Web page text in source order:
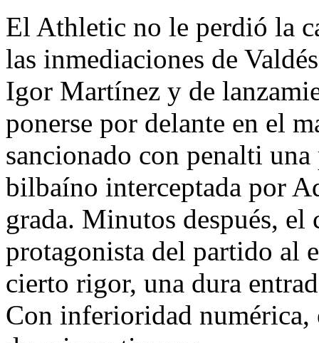
El Athletic no le perdió la
las inmediaciones de
Igor Martínez y de
ponerse por delante en el
sancionado con penalti
bilbaíno interceptada por
grada. Minutos después,
protagonista del partido al
cierto rigor, una dura
Con inferioridad numérica,